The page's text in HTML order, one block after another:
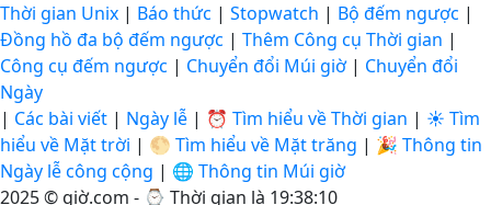
Thời gian Unix | Báo thức | Stopwatch | Bộ đếm ngược |
Đồng hồ đa bộ đếm ngược | Thêm Công cụ Thời gian |
Công cụ đếm ngược | Chuyển đổi Múi giờ | Chuyển đổi
Ngày
| Các bài viết | Ngày lễ | ⏰ Tìm hiểu về Thời gian | ☀️ Tìm
hiểu về Mặt trời | 🌕 Tìm hiểu về Mặt trăng | 🎉 Thông tin
Ngày lễ công cộng | 🌐 Thông tin Múi giờ
2025 © giờ.com - ⌚ Thời gian là 19:38:10